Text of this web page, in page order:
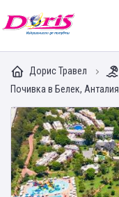
Doris -
Дорис Травел
Почивка в Белек, Анталия